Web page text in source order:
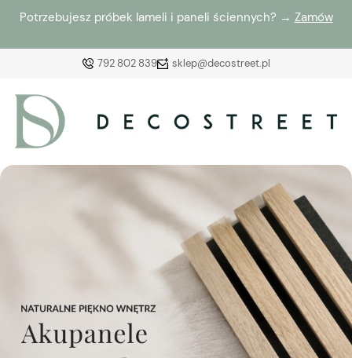
Potrzebujesz próbek lameli i paneli ściennych? → Zamów
792 802 839 sklep@decostreet.pl
Załóż konto
Wybierz coś dla siebie z naszej aktualnej oferty lub
zaloguj się, aby przywrócić dodane produkty do listy
z poprzedniej sesji.